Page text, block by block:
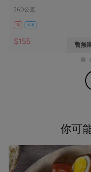
360公克
葷 冷凍
$155 暫無
你可